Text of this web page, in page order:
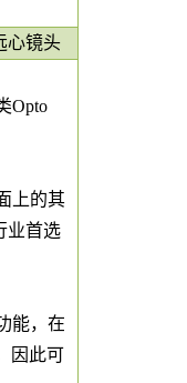
心镜头
Opto
上的其
业首选
能，在
因此可